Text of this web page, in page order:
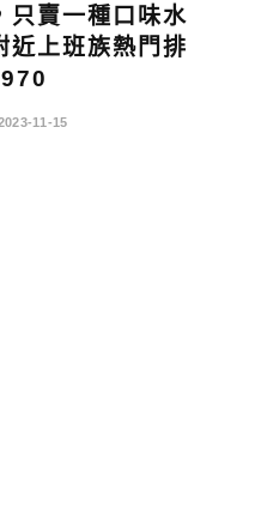
只賣一種口味水
近上班族熱門排
11-15